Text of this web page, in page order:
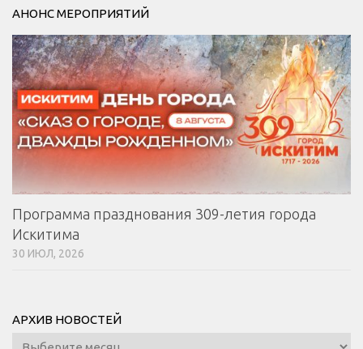
АНОНС МЕРОПРИЯТИЙ
Программа празднования 309-летия города
Искитима
30 ИЮЛ, 2026
АРХИВ НОВОСТЕЙ
Архив